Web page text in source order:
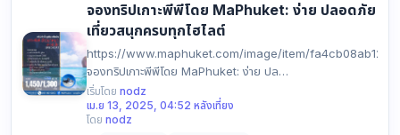
จองทริปเกาะพีพีโดย MaPhuket: ง่าย ปลอดภัย
เที่ยวสนุกครบทุกไฮไลต์
https://www.maphuket.com/image/item/
จองทริปเกาะพีพีโดย MaPhuket: ง่าย ปล…
เริ่มโดย nodz
เม.ย 13, 2025, 04:52 หลังเที่ยง
โดย nodz